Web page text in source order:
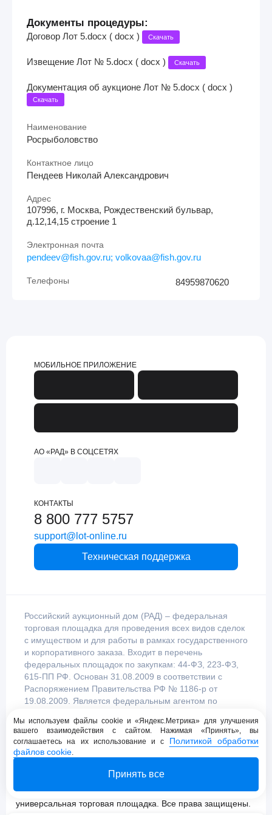
Документы процедуры:
Договор Лот 5.docx ( docx ) Скачать
Извещение Лот № 5.docx ( docx ) Скачать
Документация об аукционе Лот № 5.docx ( docx )
Скачать
Наименование
Росрыболовство
Контактное лицо
Пендеев Николай Александрович
Адрес
107996, г. Москва, Рождественский бульвар,
д.12,14,15 строение 1
Электронная почта
pendeev@fish.gov.ru; volkovaa@fish.gov.ru
Телефоны 84959870620
МОБИЛЬНОЕ ПРИЛОЖЕНИЕ
АО «РАД» В СОЦСЕТЯХ
КОНТАКТЫ
8 800 777 5757
support@lot-online.ru
Техническая поддержка
Российский аукционный дом (РАД) – федеральная
торговая площадка для проведения всех видов сделок
с имуществом и для работы в рамках государственного
и корпоративного заказа. Входит в перечень
федеральных площадок по закупкам: 44-ФЗ, 223-ФЗ,
615-ПП РФ. Основан 31.08.2009 в соответствии с
Распоряжением Правительства РФ № 1186-р от
19.08.2009. Является федеральным агентом по
Правительством Российской Федерации.
Политика конфиденциальности
© 2009 - 2026 АО «Российский аукционный дом»
универсальная торговая площадка. Все права защищены.
Мы используем файлы cookie и «Яндекс.Метрика» для улучшения
вашего взаимодействия с сайтом. Нажимая «Принять», вы
соглашаетесь на их использование и с Политикой обработки
файлов cookie.
Принять все